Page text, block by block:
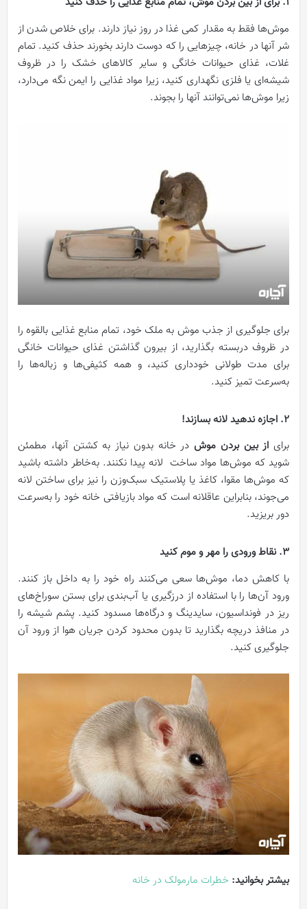
موش‌ها فقط به مقدار کمی غذا در روز نیاز دارند. برای خلاص شدن از
شر آنها در خانه، چیزهایی را که دوست دارند بخورند حذف کنید. تمام
غلات، غذای حیوانات خانگی و سایر کالاهای خشک را در ظروف
شیشه‌ای یا فلزی نگهداری کنید، زیرا مواد غذایی را ایمن نگه می‌دارد،
زیرا موش‌ها نمی‌توانند آنها را بجوند.
برای جلوگیری از جذب موش به ملک خود، تمام منابع غذایی بالقوه را
در ظروف دربسته بگذارید، از بیرون گذاشتن غذای حیوانات خانگی
برای مدت طولانی خودداری کنید، و همه کثیفی‌ها و زباله‌ها را
به‌سرعت تمیز کنید.
2. اجازه ندهید لانه بسازند!
برای از بین بردن موش در خانه بدون نیاز به کشتن آنها، مطمئن
شوید که موش‌ها مواد ساخت لانه پیدا نکنند. به‌خاطر داشته باشید
که موش‌ها مقوا، کاغذ یا پلاستیک سبک‌وزن را نیز برای ساختن لانه
می‌جوند، بنابراین عاقلانه است که مواد بازیافتی خانه خود را به‌سرعت
دور بریزید.
3. نقاط ورودی را مهر و موم کنید
با کاهش دما، موش‌ها سعی می‌کنند راه خود را به داخل باز کنند.
ورود آن‌ها را با استفاده از درزگیری یا آب‌بندی برای بستن سوراخ‌های
ریز در فونداسیون، سایدینگ و درگاه‌ها مسدود کنید. پشم شیشه را
در منافذ دریچه بگذارید تا بدون محدود کردن جریان هوا از ورود آن
جلوگیری کنید.
بیشتر بخوانید: خطرات مارمولک در خانه